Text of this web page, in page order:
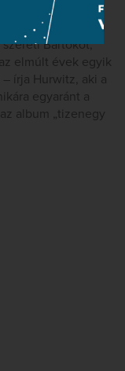
magyar Bartók-
Ezen a
Bartókot,
elmúlt évek egyik
írja Hurwitz, aki a
egyaránt a
album „tizenegy